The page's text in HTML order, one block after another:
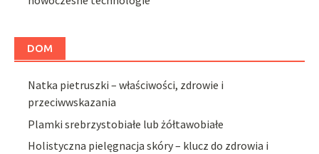
DOM
Natka pietruszki – właściwości, zdrowie i
przeciwwskazania
Plamki srebrzystobiałe lub żółtawobiałe
Holistyczna pielęgnacja skóry – klucz do zdrowia i